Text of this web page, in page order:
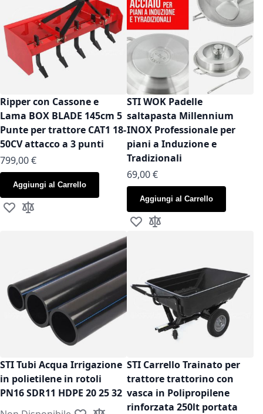
Ripper con Cassone e
Lama BOX BLADE 145cm 5
Punte per trattore CAT1 18-
50CV attacco a 3 punti
799,00 €
Aggiungi al Carrello
Aggiungi alla lista desideri
Aggiungi al confronto
STI WOK Padelle
saltapasta Millennium
INOX Professionale per
piani a Induzione e
Tradizionali
As low as
69,00 €
Aggiungi al Carrello
Aggiungi alla lista desideri
Aggiungi al confronto
STI Tubi Acqua Irrigazione
in polietilene in rotoli
PN16 SDR11 HDPE 20 25 32
STI Carrello Trainato per
trattore trattorino con
vasca in Polipropilene
rinforzata 250lt portata